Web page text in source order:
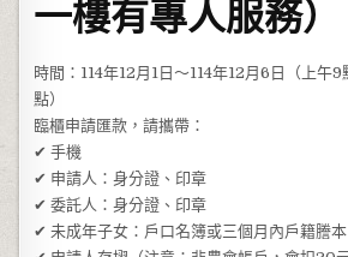
一樓有專人服務）
時間：114年12月1日～114年12月6日（上午
點）
臨櫃申請匯款，請攜帶：
✔ 手機
✔ 申請人：身分證、印章
✔ 委託人：身分證、印章
✔ 未成年子女：戶口名簿或三個月內戶籍謄本